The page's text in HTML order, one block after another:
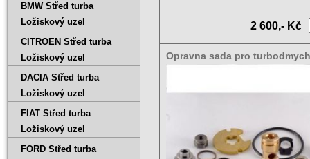
2 600,- Kč
Opravna sada pro
Transit 2.4 TDCi V
BMW Střed turba
Ložiskový uzel
CITROEN Střed turba
Ložiskový uzel
DACIA Střed turba
Ložiskový uzel
FIAT Střed turba
Ložiskový uzel
FORD Střed turba